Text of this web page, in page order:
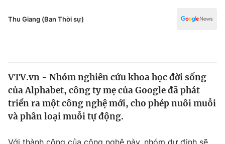
Pháp luật
Thế giới
Tin tức
Thế giới đó đây
Kinh tế
Tài chính
Công nghệ
Thu Giang (Ban Thời sự)
VTV.vn - Nhóm nghiên cứu khoa học đời sống
của Alphabet, công ty mẹ của Google đã phát
triển ra một công nghệ mới, cho phép nuôi muỗi
và phân loại muỗi tự động.
Với thành công của công nghệ này, nhóm dự định sẽ